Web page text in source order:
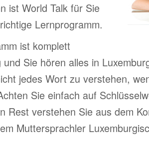
ist World Talk für Sie
Lernprogramm.
ist komplett
und Sie hören alles in
jedes Wort zu verstehen,
Sie einfach auf
Rest verstehen Sie aus dem
Muttersprachler